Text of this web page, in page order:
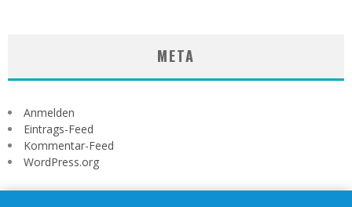
META
Anmelden
Eintrags-Feed
Kommentar-Feed
WordPress.org